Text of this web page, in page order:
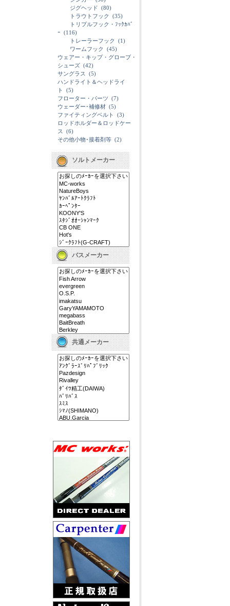
ジグヘッド (80)
トラウトフック
(35)
トリプルフック・ﾌｯｸｶﾊﾞ
ｰ (116)
トレーラーフック
(1)
ワームフック
(45)
ウェアー・キップ・グローブ・
シューズ (42)
サングラス
(5)
ハンドライト＆ヘッドライ
ト
(5)
フローター・パーツ (7)
ウェーダー･補修材 (5)
ファイティングベルト
(3)
ロッドホルダー＆ロッドケー
ス
(6)
その他小物･接着剤等 (2)
ソルトメーカー
バスメーカー
共通メーカー